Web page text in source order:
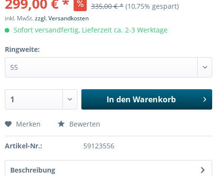
335,00 € * (10,75% gespart)
inkl. MwSt.zzgl. Versandkosten
Sofort versandfertig, Lieferzeit ca. 2-3 Werktage
Ringweite:
In den Warenkorb
Merken Bewerten
Artikel-Nr.: 59123556
Beschreibung